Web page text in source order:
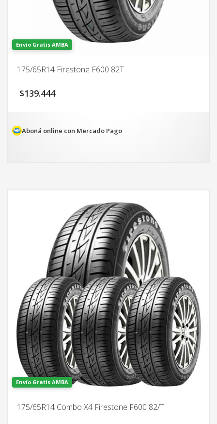
Envío Gratis AMBA
175/65R14 Firestone F600 82T
$139.444
Aboná online con Mercado Pago
Envío Gratis AMBA
175/65R14 Combo X4 Firestone F600 82/T